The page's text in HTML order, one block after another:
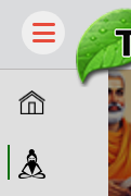
Home
Guru